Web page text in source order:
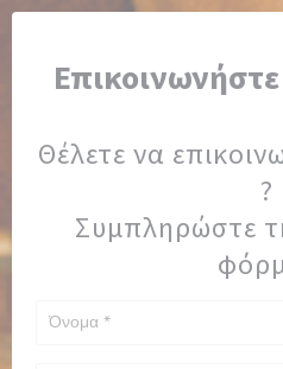
Πίνακας διαχείρισης
BRASSERIE
Θέλετε να
?
Συμπληρώστε